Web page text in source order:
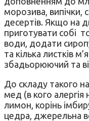
морозива, випічки,
десертів. Якщо на
приготувати собі
води, додати
та кілька листків
збадьорюючий та
До складу такого
мед (в кого
лимон, корінь
цедра, джерельна